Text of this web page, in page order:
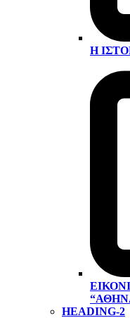
Η
HEADING-2